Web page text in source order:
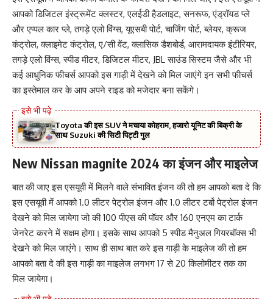
आपको डिजिटल इंस्ट्रूमेंट क्लस्टर, एलईडी हैडलाइट, सनरूफ, एंड्रॉयड प्ले
और एप्पल कार प्ले, तगड़े एलो विंग्स, यूएसबी पोर्ट, चार्जिंग पोर्ट, ब्लेयर, क्रूज
कंट्रोल, क्लाइमेट कंट्रोल, ए/सी वेंट, क्लासिक डैशबोर्ड, आरामदायक इंटीरियर,
तगड़े एलो विंग्स, स्पीड मीटर, डिजिटल मीटर, JBL साउंड सिस्टम जैसे और भी
कई आधुनिक फीचर्स आपको इस गाड़ी में देखने को मिल जाएंगे इन सभी फीचर्स
का इस्तेमाल कर के आप अपने राइड को मजेदार बना सकेंगे।
Toyota की इस SUV ने मचाया कोहराम, हजारो यूनिट की बिक्री के
साथ Suzuki की सिटी पिट्टी गुल
New Nissan magnite 2024 का इंजन और माइलेज
बात की जाए इस एसयूवी में मिलने वाले संभावित इंजन की तो हम आपको बता दे कि
इस एसयूवी में आपको 1.0 लीटर पेट्रोल इंजन और 1.0 लीटर टर्बो पेट्रोल इंजन
देखने को मिल जायेगा जो की 100 पीएस की पॉवर और 160 एनएम का टार्क
जेनरेट करने में सक्षम होगा। इसके साथ आपको 5 स्पीड मैनुअल गियरबॉक्स भी
देखने को मिल जाएंगे। साथ ही साथ बात करे इस गाड़ी के माइलेज की तो हम
आपको बता दे की इस गाड़ी का माइलेज लगभग 17 से 20 किलोमीटर तक का
मिल जायेगा।